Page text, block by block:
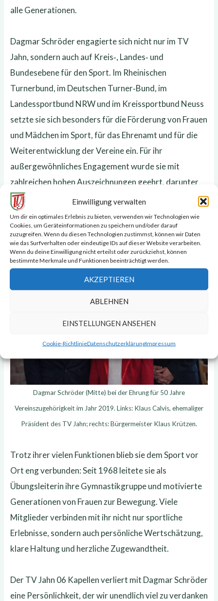
Einwilligung verwalten
Um dir ein optimales Erlebnis zu bieten, verwenden wir Technologien wie
Cookies, um Geräteinformationen zu speichern und/oder darauf
zuzugreifen. Wenn du diesen Technologien zustimmst, können wir Daten
wie das Surfverhalten oder eindeutige IDs auf dieser Website verarbeiten.
Wenn du deine Einwilligung nicht erteilst oder zurückziehst, können
bestimmte Merkmale und Funktionen beeinträchtigt werden.
AKZEPTIEREN
ABLEHNEN
EINSTELLUNGEN ANSEHEN
Cookie-RichtlinieDatenschutzerklärungImpressum
alle Generationen.
Dagmar Schröder engagierte sich nicht nur im TV
Jahn, sondern auch auf Kreis‑, Landes‑ und
Bundesebene für den Sport. Im Rheinischen
Turnerbund, im Deutschen Turner‑Bund, im
Landessportbund NRW und im Kreissportbund Neuss
setzte sie sich besonders für die Förderung von Frauen
und Mädchen im Sport, für das Ehrenamt und für die
Weiterentwicklung der Vereine ein. Für ihr
außergewöhnliches Engagement wurde sie mit
zahlreichen hohen Auszeichnungen geehrt, darunter
der Verdienstorden des Landes Nordrhein‑Westfalen,
die Sportplakette des Ministerpräsidenten, der
Ehrenbrief des Deutschen Turner‑Bundes sowie
mehrere Ehrennadeln und Ehrenmitgliedschaften.
Dagmar Schröder (Mitte) bei der Ehrung für 50 Jahre
Vereinszugehörigkeit im Jahr 2019. Links: Klaus Calvis, ehemaliger
Präsident des TV Jahn; rechts: Bürgermeister Klaus Krützen.
Trotz ihrer vielen Funktionen blieb sie dem Sport vor
Ort eng verbunden: Seit 1968 leitete sie als
Übungsleiterin ihre Gymnastikgruppe und motivierte
Generationen von Frauen zur Bewegung. Viele
Mitglieder verbinden mit ihr nicht nur sportliche
Erlebnisse, sondern auch persönliche Wertschätzung,
klare Haltung und herzliche Zugewandtheit.
Der TV Jahn 06 Kapellen verliert mit Dagmar Schröder
eine Persönlichkeit, der wir unendlich viel zu verdanken